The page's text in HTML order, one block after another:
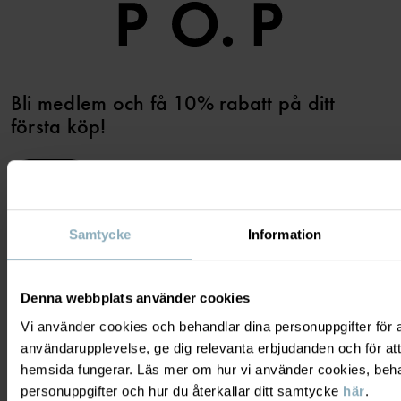
Samtycke Information
Denna webbplats använder cookies
Vi använder cookies och behandlar dina personuppgifter för
användarupplevelse, ge dig relevanta erbjudanden och för
hemsida fungerar. Läs mer om hur vi använder cookies,
personuppgifter och hur du återkallar ditt samtycke här.
Bli medlem och få 10% rabatt på ditt
första köp!
BEHÖVER DU HJÄLP?
KONTAKTA OSS VANLIGA FRÅGOR
PRESENTKORTSALDO KÖPVILLKOR
OM OSS